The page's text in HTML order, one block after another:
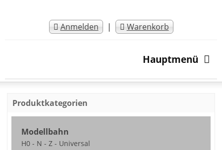
Anmelden | Warenkorb
Hauptmenü
Produktkategorien
Modellbahn
H0 - N - Z - Universal